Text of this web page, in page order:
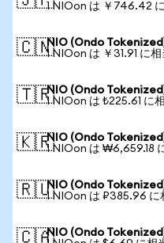
1 NIOon は ￥746.42
🇨🇳NIO (Ondo
1 NIOon は ￥31.91 に相
🇹🇷NIO (Ondo
1 NIOon は ₺225.61 に
🇰🇷NIO (Ondo
1 NIOon は ₩6,659.18
🇷🇺NIO (Ondo
1 NIOon は ₽385.96 に
🇨🇦NIO (Ondo